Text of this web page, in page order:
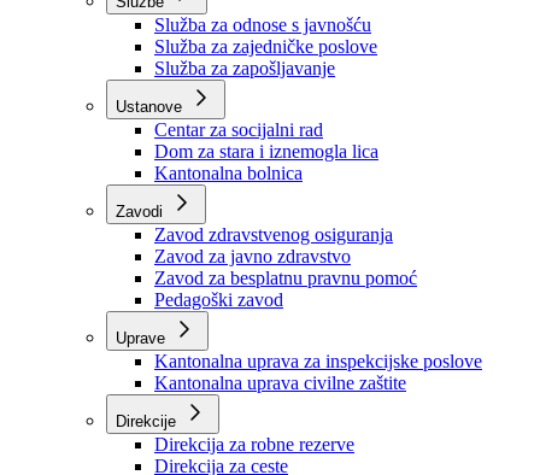
Organizacije
Službe
Služba za odnose s javnošću
Služba za zajedničke poslove
Služba za zapošljavanje
Ustanove
Centar za socijalni rad
Dom za stara i iznemogla lica
Kantonalna bolnica
Zavodi
Zavod zdravstvenog osiguranja
Zavod za javno zdravstvo
Zavod za besplatnu pravnu pomoć
Pedagoški zavod
Kantonalna uprava za inspekcijske poslove
Kantonalna uprava civilne zaštite